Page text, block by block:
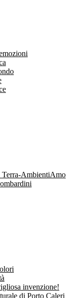
Terra-AmbientiAmo
invenzione!
di Porto Caleri